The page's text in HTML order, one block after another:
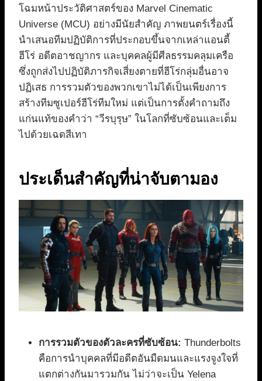
โฉมหน้าประวัติศาสตร์ของ Marvel Cinematic
Universe (MCU) อย่างมีนัยสำคัญ ภาพยนตร์เรื่องนี้
นำเสนอทีมปฏิบัติการที่ประกอบขึ้นจากเหล่าแอนตี้
ฮีโร่ อดีตอาชญากร และบุคคลผู้มีศีลธรรมคลุมเครือ
ซึ่งถูกส่งไปปฏิบัติภารกิจเสี่ยงตายที่ฮีโร่กลุ่มอื่นอาจ
ปฏิเสธ การรวมตัวของพวกเขาไม่ได้เป็นเพียงการ
สร้างทีมซูเปอร์ฮีโร่ทีมใหม่ แต่เป็นการตั้งคำถามถึง
แก่นแท้ของคำว่า “วีรบุรุษ” ในโลกที่ซับซ้อนและเต็ม
ไปด้วยเฉดสีเทา
ประเด็นสำคัญที่น่าจับตามอง
การรวมตัวของตัวละครที่ซับซ้อน: Thunderbolts
คือการนำบุคคลที่มีอดีตอันมืดมนและแรงจูงใจที่
แตกต่างกันมารวมกัน ไม่ว่าจะเป็น Yelena